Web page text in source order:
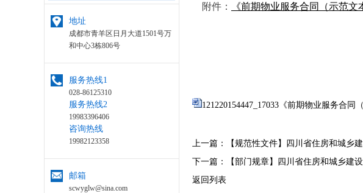
地址
成都市青羊区日月大道1501号万
和中心3栋806号
服务热线1
028-86125310
服务热线2
19983396406
咨询热线
19982123358
邮箱
scwyglw@sina.com
附件：
《前期物业服务合同（示范文
121220154447_17033《前期物业服务合同
上一篇：
【规范性文件】四川省住房和城乡
下一篇：
【部门规章】四川省住房和城乡建
返回列表